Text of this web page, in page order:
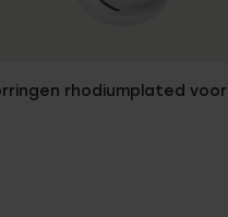
rhodiumplated voor